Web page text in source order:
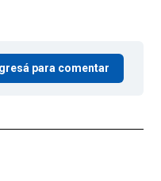
para comentar